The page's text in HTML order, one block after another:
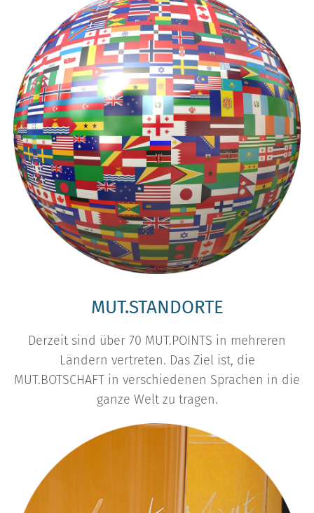
MUT.STANDORTE
Derzeit sind über 70 MUT.POINTS in mehreren
Ländern vertreten. Das Ziel ist, die
MUT.BOTSCHAFT in verschiedenen Sprachen in die
ganze Welt zu tragen.